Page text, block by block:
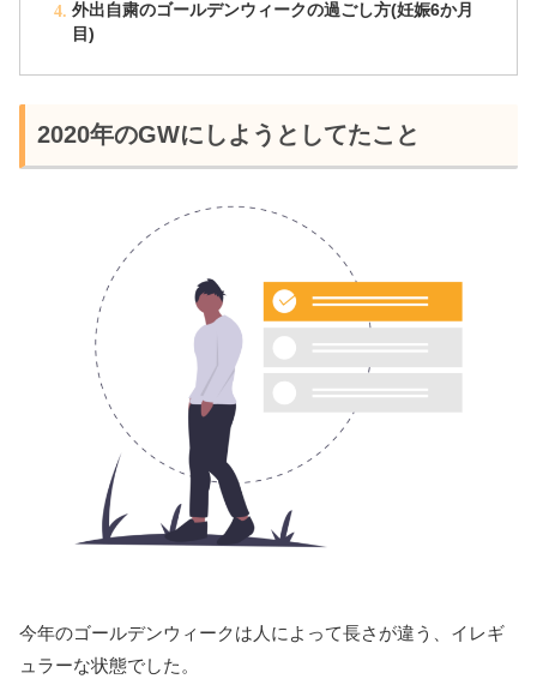
外出自粛のゴールデンウィークの過ごし方(妊娠6か月
目)
2020年のGWにしようとしてたこと
今年のゴールデンウィークは人によって長さが違う、イレギ
ュラーな状態でした。